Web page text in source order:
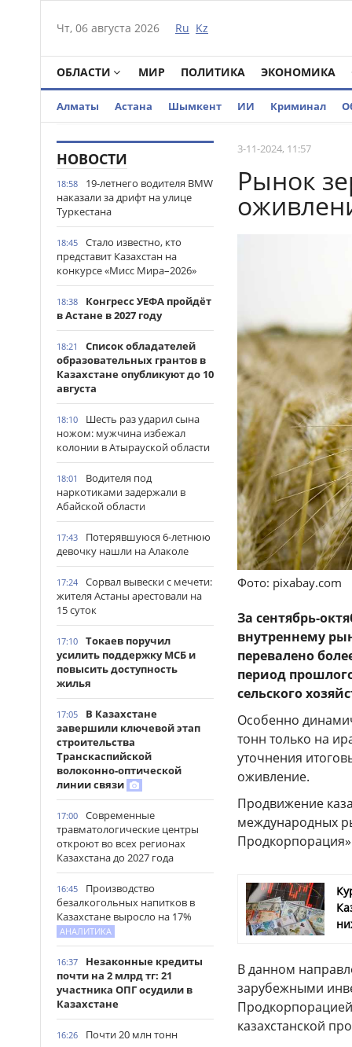
Чт, 06 августа 2026 Ru Kz
ОБЛАСТИ МИР ПОЛИТИКА ЭКОНОМИКА
Алматы Астана Шымкент ИИ Криминал
НОВОСТИ
18:58
19-летнего водителя BMW
наказали за дрифт на улице
Туркестана
18:45
Стало известно, кто
представит Казахстан на
конкурсе «Мисс Мира–2026»
18:38
Конгресс УЕФА пройдёт
в Астане в 2027 году
18:21
Список обладателей
образовательных грантов в
Казахстане опубликуют до 10
августа
18:10
Шесть раз ударил сына
ножом: мужчина избежал
колонии в Атырауской области
18:01
Водителя под
наркотиками задержали в
Абайской области
17:43
Потерявшуюся 6-летнюю
девочку нашли на Алаколе
17:24
Сорвал вывески с мечети:
жителя Астаны арестовали на
15 суток
17:10
Токаев поручил
усилить поддержку МСБ и
повысить доступность
жилья
17:05
В Казахстане
завершили ключевой этап
строительства
Транскаспийской
волоконно-оптической
линии связи
17:00
Современные
травматологические центры
откроют во всех регионах
Казахстана до 2027 года
16:45
Производство
безалкогольных напитков в
Казахстане выросло на 17%
АНАЛИТИКА
16:37
Незаконные кредиты
почти на 2 млрд тг: 21
участника ОПГ осудили в
Казахстане
16:26
Почти 20 млн тонн
3-11-2024, 11:57
Рынок
Фото: pixabay.com
За сентябрь-
внутреннему
перевалено
период
сельского
Особенно
тонн только на
уточнения
оживление.
Продвижение
международных
В данном
зарубежными
казахстанской